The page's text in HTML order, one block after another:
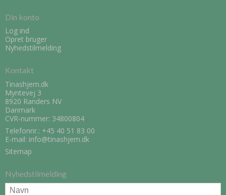
Din konto
Log ind
Opret bruger
Nyhedstilmelding
Kontakt
Tinashjem.dk
Myntevej 3
8920 Randers NV
Danmark
CVR-nummer: 34800804
Telefonnr.: +45 40 51 83 00
E-mail: info@tinashjem.dk
Sitemap
Nyhedstilmelding